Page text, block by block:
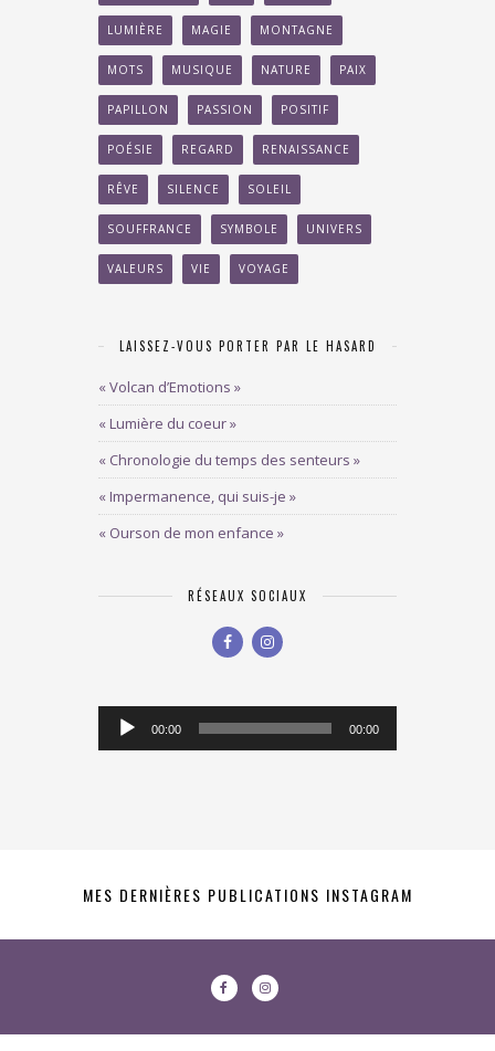
LUMIÈRE MAGIE MONTAGNE
MOTS MUSIQUE NATURE PAIX
PAPILLON PASSION POSITIF
POÉSIE REGARD RENAISSANCE
RÊVE SILENCE SOLEIL
SOUFFRANCE SYMBOLE UNIVERS
VALEURS VIE VOYAGE
LAISSEZ-VOUS PORTER PAR LE HASARD
« Volcan d’Emotions »
« Lumière du coeur »
« Chronologie du temps des senteurs »
« Impermanence, qui suis-je »
« Ourson de mon enfance »
RÉSEAUX SOCIAUX
Lecteur
audio
00:00 00:00
MES DERNIÈRES PUBLICATIONS INSTAGRAM